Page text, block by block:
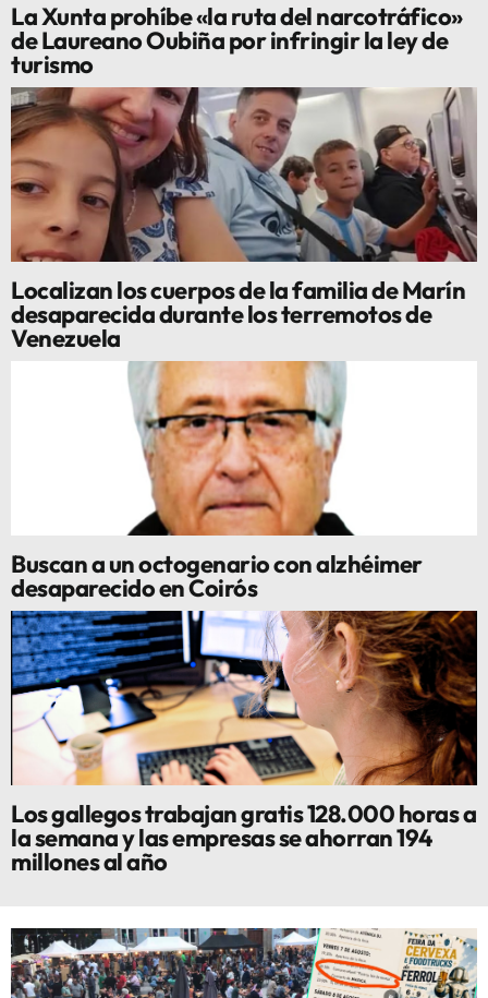
La Xunta prohíbe «la ruta del narcotráfico»
de Laureano Oubiña por infringir la ley de
turismo
Localizan los cuerpos de la familia de Marín
desaparecida durante los terremotos de
Venezuela
Buscan a un octogenario con alzhéimer
desaparecido en Coirós
Los gallegos trabajan gratis 128.000 horas a
la semana y las empresas se ahorran 194
millones al año